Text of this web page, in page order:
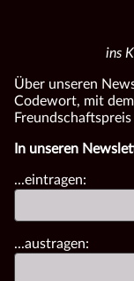
ins
Über unseren
Codewort, mit
In unseren
...eintragen:
...austragen: